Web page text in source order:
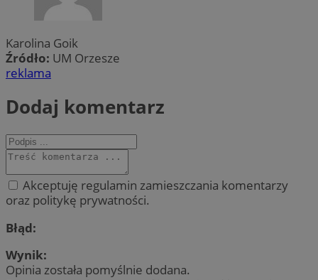
Karolina Goik
Źródło: UM Orzesze
reklama
Dodaj komentarz
Akceptuję regulamin zamieszczania komentarzy
oraz politykę prywatności.
Błąd:
Wynik:
Opinia została pomyślnie dodana.